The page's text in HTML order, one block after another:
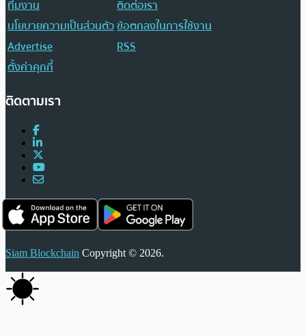
ทีมงาน
ติดต่อเรา
นโยบายความเป็นส่วนตัวข้อตกลงในการใช้งาน
Advertise
RSS
ตั้งค่าคุกกี้
ติดตามเรา
Siam Blockchain Copyright © 2026.